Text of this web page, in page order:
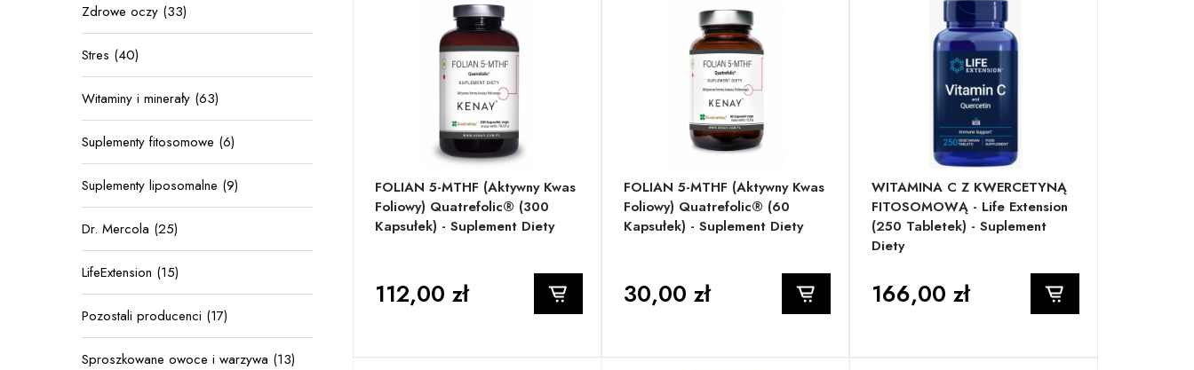
Zdrowe oczy (33)
Stres (40)
Witaminy i minerały (63)
Suplementy fitosomowe (6)
Suplementy liposomalne (9)
Dr. Mercola (25)
LifeExtension (15)
Pozostali producenci (17)
Sproszkowane owoce i warzywa (13)
FOLIAN 5-MTHF (aktywny Kwas
Foliowy) Quatrefolic® (300
Kapsułek) - Suplement Diety
112,00 zł
FOLIAN 5-MTHF (aktywny Kwas
Foliowy) Quatrefolic® (60
Kapsułek) - Suplement Diety
30,00 zł
WITAMINA C Z KWERCETYNĄ
FITOSOMOWĄ - Life Extension
(250 Tabletek) - Suplement
Diety
166,00 zł